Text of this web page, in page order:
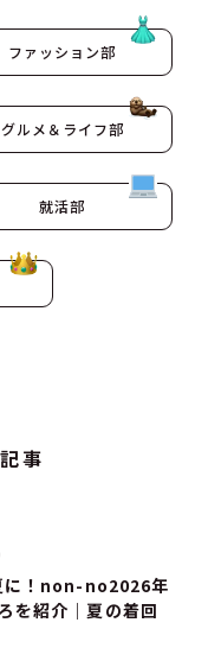
ファッション部
グルメ＆ライフ部
就活部
事
に！non-no2026年
を紹介｜夏の着回